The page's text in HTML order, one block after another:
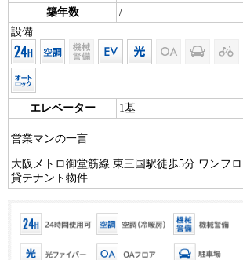
築年数
/
設備
エレベーター 1基
営業マンの一言
大阪メトロ御堂筋線 東三国駅徒歩5分 ワンフ
貸テナント物件